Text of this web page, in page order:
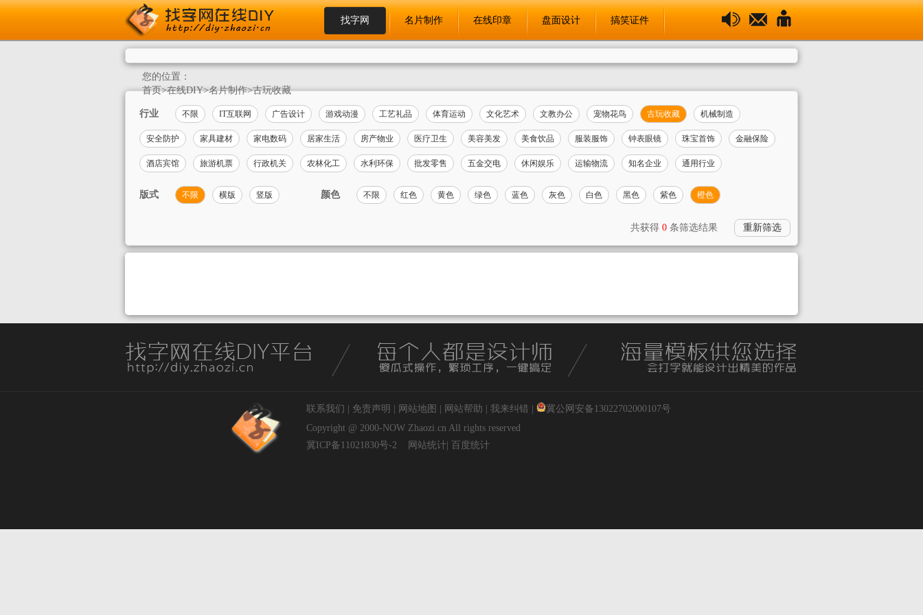
找字网 名片制作 在线印章 盘面设计 搞笑证件
您的位置：
首页>在线DIY>名片制作>古玩收藏
行业 不限 IT互联网 广告设计 游戏动漫 工艺礼品 体育运动 文化艺术 文教办公 宠物花鸟 古玩收藏 机械制造
安全防护 家具建材 家电数码 居家生活 房产物业 医疗卫生 美容美发 美食饮品 服装服饰 钟表眼镜 珠宝首饰 金融保险
酒店宾馆 旅游机票 行政机关 农林化工 水利环保 批发零售 五金交电 休闲娱乐 运输物流 知名企业 通用行业
版式 不限 横版 竖版 颜色 不限 红色 黄色 绿色 蓝色 灰色 白色 黑色 紫色 橙色
共获得 0 条筛选结果 重新筛选
联系我们 免责声明 网站地图 网站帮助 我来纠错
冀公网安备13022702000107号
Copyright @ 2000-NOW Zhaozi.cn All rights reserved
冀ICP备11021830号-2
网站统计 百度统计